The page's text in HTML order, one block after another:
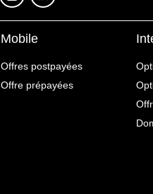
Mobile
Offres postpayées
Offre prépayées